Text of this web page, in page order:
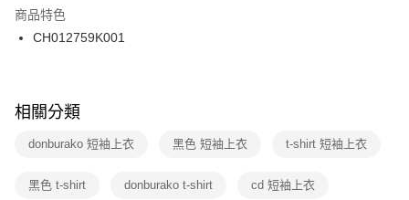
２．訂單成立數日內，您將收到繳費通知簡訊。
３．收到繳費通知簡訊後14天內，點擊此簡訊中的連結，可透過四大超商／
ATM／網路銀行／等多元方式進行付款，方視為交易完成。
※ 交易是否成功請以「AFTEE先享後付 」之結帳頁面顯示為準，若有關於
是否繳費成功／繳費後需取消欲退款等相關疑問，請聯繫「AFTEE先享後付
客戶支援中心」https://netprotections.freshdesk.com/support/home
１．透過由恩沛科技股份有限公司提供之「AFTEE先享後付」服務完成之交
付款後門市自取
每筆NT$100，滿NT$1,500(含以上)免運費
商品特色
CH012759K001
相關分類
donburako 短袖上衣 黑色 短袖上衣 t-shirt 短袖上衣
黑色 t-shirt donburako t-shirt cd 短袖上衣